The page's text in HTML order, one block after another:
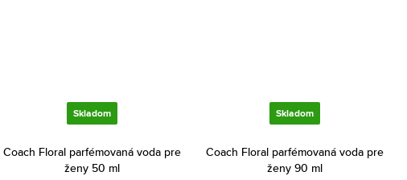
Skladom
Coach Floral parfémovaná voda pre
ženy 50 ml
Skladom
Coach Floral parfémovaná voda pre
ženy 90 ml